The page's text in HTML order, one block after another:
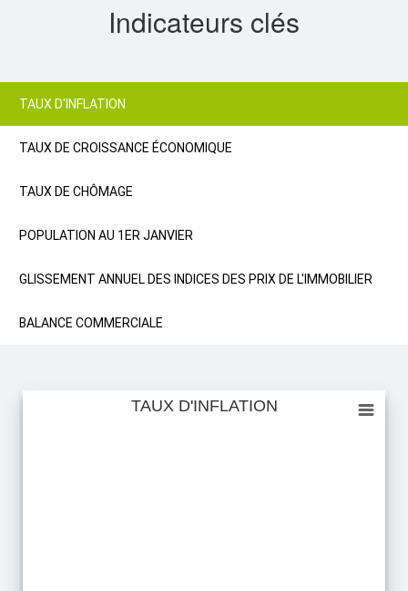
Indicateurs clés
TAUX D'INFLATION
TAUX DE CROISSANCE ÉCONOMIQUE
TAUX DE CHÔMAGE
POPULATION AU 1ER JANVIER
GLISSEMENT ANNUEL DES INDICES DES PRIX DE L'IMMOBILIER
BALANCE COMMERCIALE
TAUX D'INFLATIONTAUX D'INFLATION